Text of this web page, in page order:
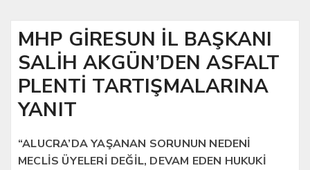
MHP GİRESUN İL BAŞKANI
SALİH AKGÜN’DEN ASFALT
PLENTİ TARTIŞMALARINA
YANIT
“ALUCRA’DA YAŞANAN SORUNUN NEDENİ
MECLİS ÜYELERİ DEĞİL, DEVAM EDEN HUKUKİ